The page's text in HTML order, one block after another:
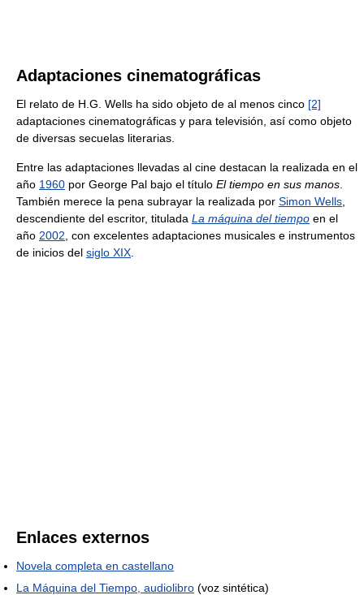
Adaptaciones cinematográficas
El relato de H.G. Wells ha sido objeto de al menos cinco [2]
adaptaciones cinematográficas y para televisión, así como objeto
de diversas secuelas literarias.
Entre las adaptaciones llevadas al cine destacan la realizada en el
año 1960 por George Pal bajo el título El tiempo en sus manos
También merece la pena subrayar la realizada por Simon Wells
descendiente del escritor, titulada La máquina del tiempo en el
año 2002 , con excelentes adaptaciones musicales e instrumentos
de inicios del siglo XIX
Enlaces externos
Novela completa en castellano
La Máquina del Tiempo, audiolibro (voz sintética)